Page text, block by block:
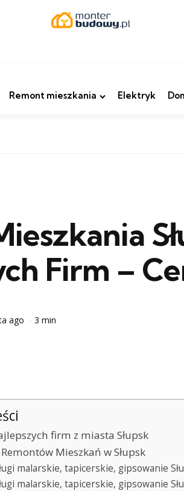
Remont mieszkania Elektryk
Firm –
ago 3 min
firm z miasta Słupsk
Mieszkań w Słupsk
malarskie, tapicerskie, gipsowanie
malarskie, tapicerskie, gipsowanie